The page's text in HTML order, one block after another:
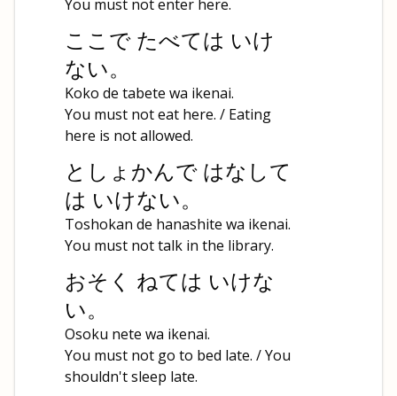
You must not enter here.
ここで たべては いけ
ない。
Koko de tabete wa ikenai.
You must not eat here. / Eating
here is not allowed.
としょかんで はなして
は いけない。
Toshokan de hanashite wa ikenai.
You must not talk in the library.
おそく ねては いけな
い。
Osoku nete wa ikenai.
You must not go to bed late. / You
shouldn't sleep late.